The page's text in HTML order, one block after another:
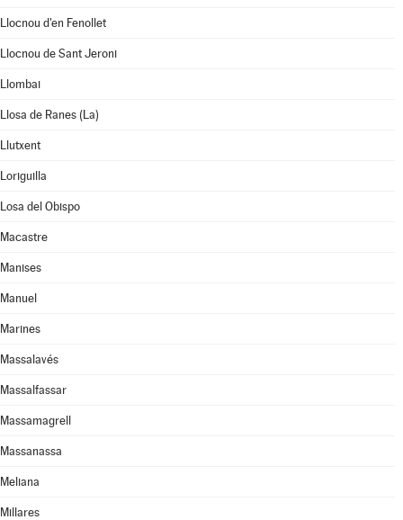
Llocnou d'en Fenollet
Llocnou de Sant Jeroni
Llombai
Llosa de Ranes (La)
Llutxent
Loriguilla
Losa del Obispo
Macastre
Manises
Manuel
Marines
Massalavés
Massalfassar
Massamagrell
Massanassa
Meliana
Millares